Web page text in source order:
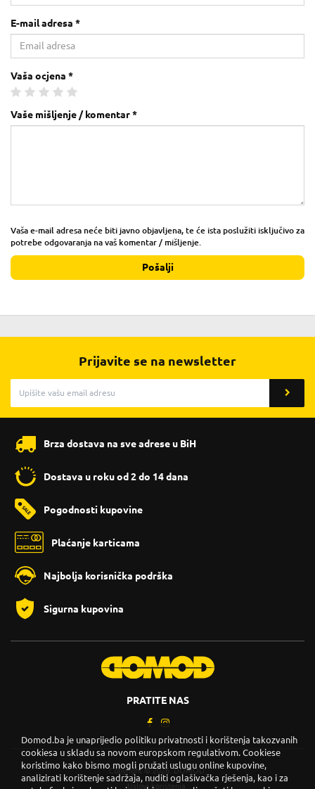
E-mail adresa *
Vaša ocjena *
Vaše mišljenje / komentar *
Vaša e-mail adresa neće biti javno objavljena, te će ista poslužiti isključivo za
potrebe odgovaranja na vaš komentar / mišljenje.
Pošalji
Prijavite se na newsletter
Brza dostava na sve adrese u BiH
Dostava u roku od 2 do 14 dana
Pogodnosti kupovine
Plaćanje karticama
Najbolja korisnička podrška
Sigurna kupovina
PRATITE NAS
Copyright © 2026. DOMOD.
Uslovi korištenja
Domod.ba je unaprijedio politiku privatnosti i korištenja takozvanih
cookiesa u skladu sa novom europskom regulativom. Cookiese
koristimo kako bismo mogli pružati uslugu online kupovine,
analizirati korištenje sadržaja, nuditi oglašivačka rješenja, kao i za